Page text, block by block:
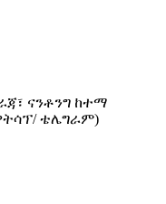
ናንቶንግ ከተማ
ዋትሳፕ/ ቴሌግራም)